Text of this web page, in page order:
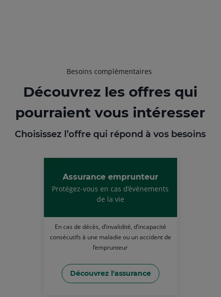
Besoins complémentaires
Découvrez les offres qui
pourraient vous intéresser
Choisissez l’offre qui répond à vos besoins
Assurance emprunteur
Protégez-vous en cas d’événements
de la vie
En cas de décès, d’invalidité, d’incapacité
consécutifs à une maladie ou un accident de
l’emprunteur
Découvrez l'assurance